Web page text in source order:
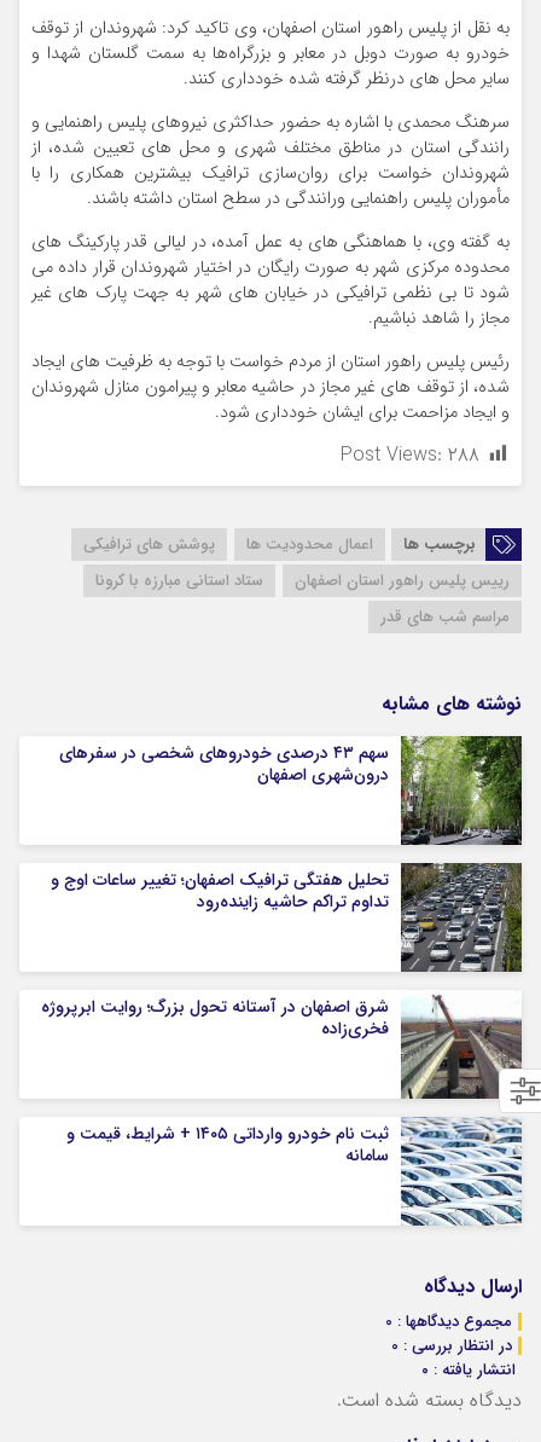
به نقل از پلیس راهور استان اصفهان، وی تاکید کرد: شهروندان از توقف
خودرو به صورت دوبل در معابر و بزرگراه‌ها به سمت گلستان شهدا و
سایر محل های درنظر گرفته شده خودداری کنند.
سرهنگ محمدی با اشاره به حضور حداکثری نیروهای پلیس راهنمایی و
رانندگی استان در مناطق مختلف شهری و محل های تعیین شده، از
شهروندان خواست برای روان‌سازی ترافیک بیشترین همکاری را با
مأموران پلیس راهنمایی ورانندگی در سطح استان داشته باشند.
به گفته وی، با هماهنگی های به عمل آمده، در لیالی قدر پارکینگ های
محدوده مرکزی شهر به صورت رایگان در اختیار شهروندان قرار داده می
شود تا بی نظمی ترافیکی در خیابان های شهر به جهت پارک های غیر
مجاز را شاهد نباشیم.
رئیس پلیس راهور استان از مردم خواست با توجه به ظرفیت های ایجاد
شده، از توقف های غیر مجاز در حاشیه معابر و پیرامون منازل شهروندان
و ایجاد مزاحمت برای ایشان خودداری شود.
Post Views: ۲۸۸
برچسب ها اعمال محدودیت ها
پوشش های ترافیکی
رییس پلیس راهور استان اصفهان
ستاد استانی مبارزه با کرونا
مراسم شب های قدر
نوشته های مشابه
سهم ۴۳ درصدی خودروهای شخصی در سفرهای
درون‌شهری اصفهان
تحلیل هفتگی ترافیک اصفهان؛ تغییر ساعات اوج و
تداوم تراکم حاشیه زاینده‌رود
شرق اصفهان در آستانه تحول بزرگ؛ روایت ابرپروژه
فخری‌زاده
ثبت نام خودرو وارداتی ۱۴۰۵ + شرایط، قیمت و
سامانه
ارسال دیدگاه
مجموع دیدگاهها : 0
در انتظار بررسی : 0
انتشار یافته : ۰
دیدگاه بسته شده است.